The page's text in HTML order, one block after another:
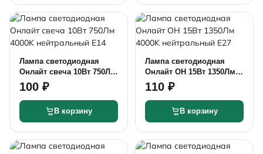
Лампа светодиодная
Онлайт свеча 10Вт 750Лм
4000K нейтральный Е14
100 ₽
В корзину
Лампа светодиодная
Онлайт ОН 15Вт 1350Лм
4000K нейтральный Е27
110 ₽
В корзину